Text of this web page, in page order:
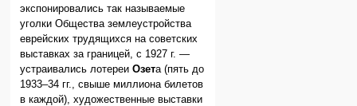
экспонировались так называемые
уголки Общества землеустройства
еврейских трудящихся на советских
выставках за границей, с 1927 г. —
устраивались лотереиОзета (пять до
1933–34 гг., свыше миллиона билетов
в каждой), художественные выставки